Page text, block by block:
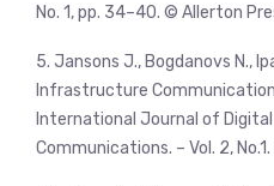
No. 1, pp. 34–40. © Allerton
5. Jansons J., Bogdanovs N.,
Infrastructure Communication
International Journal of
Communications. – Vol. 2,